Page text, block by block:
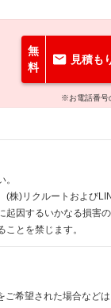
無
料
見積も
※お電話番号
株)リクルートおよび
因するいかなる損害の
とを禁じます。
希望された場合など